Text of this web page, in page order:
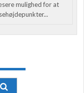
mulighed for at